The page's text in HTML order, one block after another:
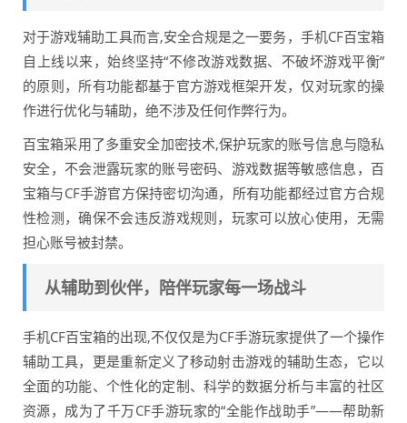
对于游戏辅助工具而言,安全合规是之一要务，手机CF百宝箱
自上线以来，始终坚持“不修改游戏数据、不破坏游戏平衡”
的原则，所有功能都基于官方游戏框架开发，仅对玩家的操
作进行优化与辅助，绝不涉及任何作弊行为。
百宝箱采用了多重安全加密技术,保护玩家的账号信息与隐私
安全，不会泄露玩家的账号密码、游戏数据等敏感信息，百
宝箱与CF手游官方保持密切沟通，所有功能都经过官方合规
性检测，确保不会违反游戏规则，玩家可以放心使用，无需
担心账号被封禁。
从辅助到伙伴，陪伴玩家每一场战斗
手机CF百宝箱的出现,不仅仅是为CF手游玩家提供了一个操作
辅助工具，更是重新定义了移动射击游戏的辅助生态，它以
全面的功能、个性化的定制、科学的数据分析与丰富的社区
资源，成为了千万CF手游玩家的“全能作战助手”——帮助新